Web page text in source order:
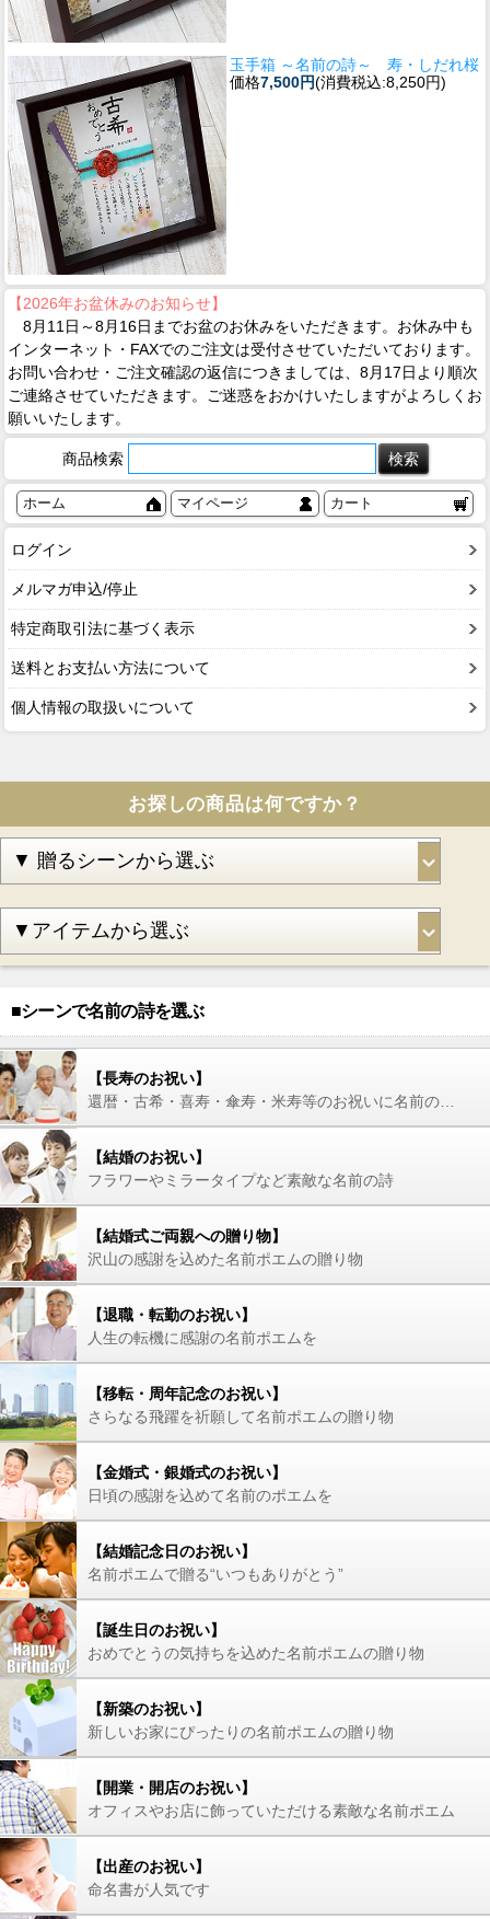
玉手箱 ～名前の詩～ 寿・しだれ桜
価格7,500円(消費税込:8,250円)
【2026年お盆休みのお知らせ】
8月11日～8月16日までお盆のお休みをいただきます。お休み中も
インターネット・FAXでのご注文は受付させていただいております。
お問い合わせ・ご注文確認の返信につきましては、8月17日より順次
ご連絡させていただきます。ご迷惑をおかけいたしますがよろしくお
願いいたします。
商品検索
ホーム マイページ カート
ログイン
メルマガ申込/停止
特定商取引法に基づく表示
送料とお支払い方法について
個人情報の取扱いについて
お探しの商品は何ですか？
■シーンで名前の詩を選ぶ
【長寿のお祝い】
【結婚のお祝い】
フラワーやミラータイプなど素敵な名前の詩
【結婚式ご両親への贈り物】
沢山の感謝を込めた名前ポエムの贈り物
【退職・転勤のお祝い】
人生の転機に感謝の名前ポエムを
【移転・周年記念のお祝い】
さらなる飛躍を祈願して名前ポエムの贈り物
【金婚式・銀婚式のお祝い】
日頃の感謝を込めて名前のポエムを
【結婚記念日のお祝い】
名前ポエムで贈る“いつもありがとう”
【誕生日のお祝い】
おめでとうの気持ちを込めた名前ポエムの贈り物
【新築のお祝い】
新しいお家にぴったりの名前ポエムの贈り物
【開業・開店のお祝い】
オフィスやお店に飾っていただける素敵な名前ポエム
【出産のお祝い】
命名書が人気です